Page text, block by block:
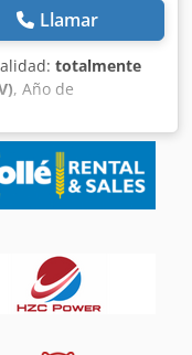
Llamar
totalmente
, Año de
hidráulica
de caucho,
h / Power-Tilt
TC 125 • Año:
• Marcha rápida
Tilt • Aire
oscilante • Líneas